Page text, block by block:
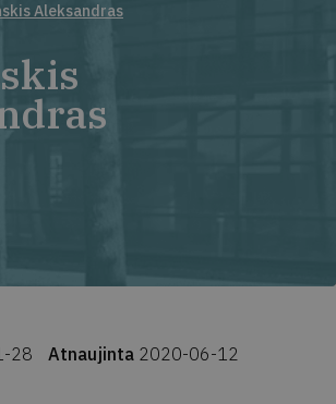
Aleksandras
28 Atnaujinta 2020-06-12